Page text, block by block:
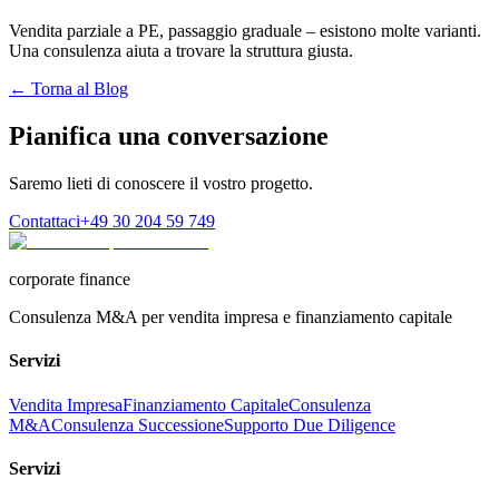
Vendita parziale a PE, passaggio graduale – esistono molte varianti.
Una consulenza aiuta a trovare la struttura giusta.
← Torna al Blog
Pianifica una conversazione
Saremo lieti di conoscere il vostro progetto.
Contattaci+49 30 204 59 749
corporate finance
Consulenza M&A per vendita impresa e finanziamento capitale
Servizi
Vendita ImpresaFinanziamento CapitaleConsulenza
M&AConsulenza SuccessioneSupporto Due Diligence
Servizi